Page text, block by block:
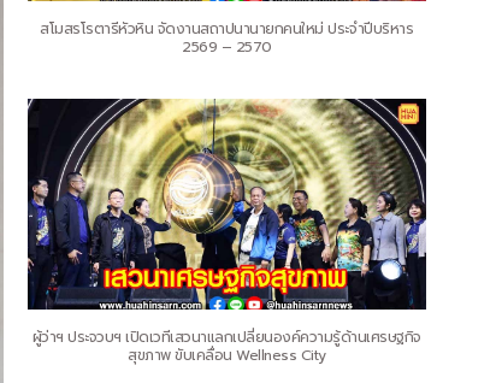
สโมสรโรตารีหัวหิน จัดงานสถาปนานายกคนใหม่ ประจำปีบริหาร
2569 – 2570
ผู้ว่าฯ ประจวบฯ เปิดเวทีเสวนาแลกเปลี่ยนองค์ความรู้ด้านเศรษฐกิจ
สุขภาพ ขับเคลื่อน Wellness City